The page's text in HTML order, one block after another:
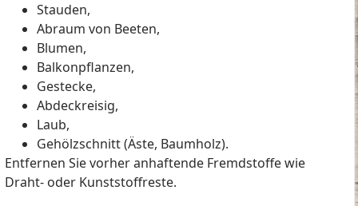
Stauden,
Abraum von Beeten,
Blumen,
Balkonpflanzen,
Gestecke,
Abdeckreisig,
Laub,
Gehölzschnitt (Äste, Baumholz).
Entfernen Sie vorher anhaftende Fremdstoffe wie
Draht- oder Kunststoffreste.